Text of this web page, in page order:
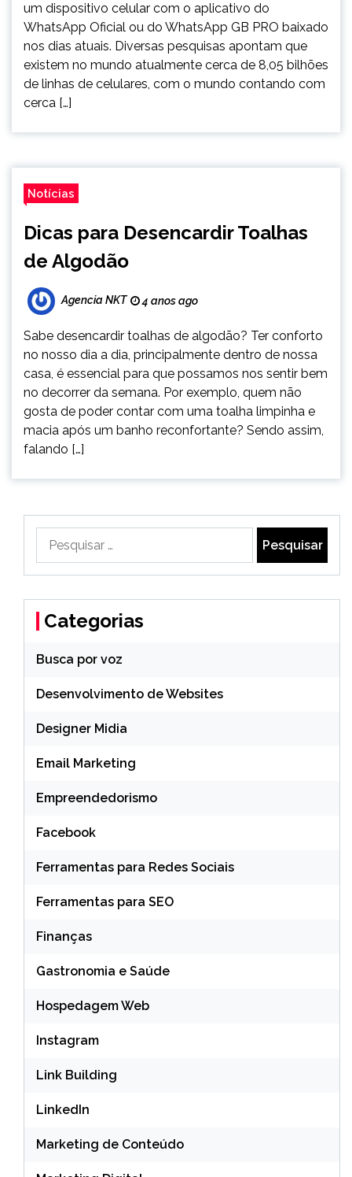
um dispositivo celular com o aplicativo do
WhatsApp Oficial ou do WhatsApp GB PRO baixado
nos dias atuais. Diversas pesquisas apontam que
existem no mundo atualmente cerca de 8,05 bilhões
de linhas de celulares, com o mundo contando com
cerca […]
Notícias
Dicas para Desencardir Toalhas
de Algodão
Agencia NKT 4 anos ago
Sabe desencardir toalhas de algodão? Ter conforto
no nosso dia a dia, principalmente dentro de nossa
casa, é essencial para que possamos nos sentir bem
no decorrer da semana. Por exemplo, quem não
gosta de poder contar com uma toalha limpinha e
macia após um banho reconfortante? Sendo assim,
falando […]
por:
Categorias
Busca por voz
Desenvolvimento de Websites
Designer Midia
Email Marketing
Empreendedorismo
Facebook
Ferramentas para Redes Sociais
Ferramentas para SEO
Finanças
Gastronomia e Saúde
Hospedagem Web
Instagram
Link Building
LinkedIn
Marketing de Conteúdo